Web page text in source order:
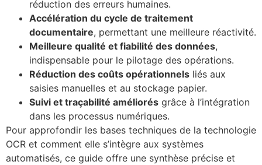
réduction des erreurs humaines.
Accélération du cycle de traitement
documentaire, permettant une meilleure réactivité.
Meilleure qualité et fiabilité des données,
indispensable pour le pilotage des opérations.
Réduction des coûts opérationnels liés aux
saisies manuelles et au stockage papier.
Suivi et traçabilité améliorés grâce à l’intégration
dans les processus numériques.
Pour approfondir les bases techniques de la technologie
OCR et comment elle s’intègre aux systèmes
automatisés, ce guide offre une synthèse précise et